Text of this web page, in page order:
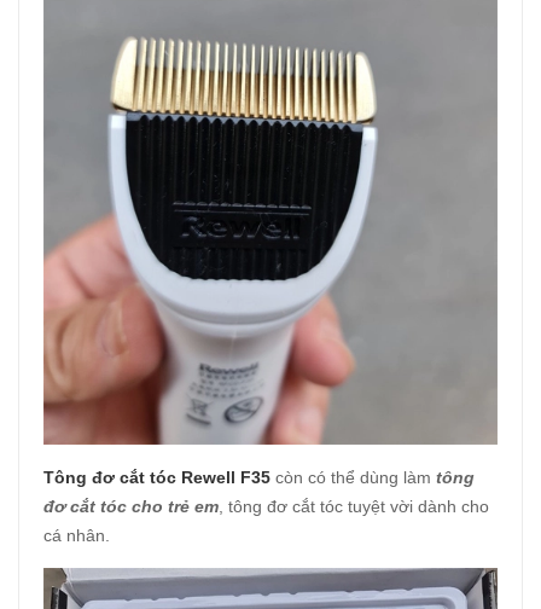
Tông đơ cắt tóc Rewell F35 còn có thể dùng làm tông
đơ cắt tóc cho trẻ em , tông đơ cắt tóc tuyệt vời dành cho
cá nhân.